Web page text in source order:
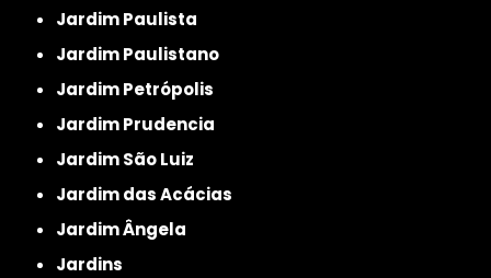
Jardim Paulista
Jardim Paulistano
Jardim Petrópolis
Jardim Prudencia
Jardim São Luiz
Jardim das Acácias
Jardim Ângela
Jardins